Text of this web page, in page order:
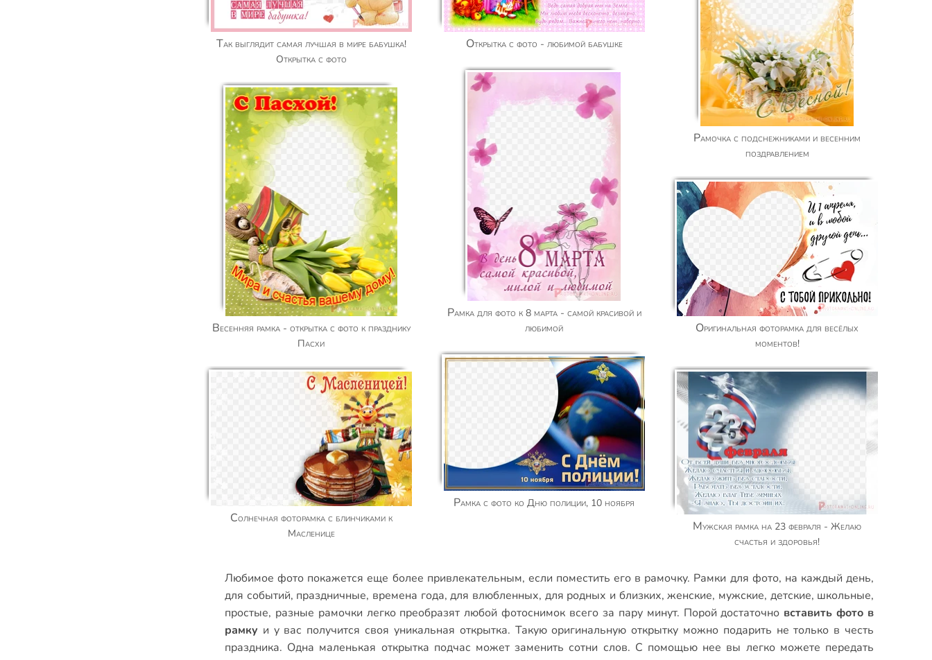
Так выглядит самая лучшая в мире бабушка!
Открытка с фото
Открытка с фото - любимой бабушке
Рамочка с подснежниками и весенним
поздравлением
Рамка для фото к 8 марта - самой красивой и
любимой
Весенняя рамка - открытка с фото к празднику
Пасхи
Оригинальная фоторамка для весёлых
моментов!
Рамка с фото ко Дню полиции, 10 ноября
Солнечная фоторамка с блинчиками к
Масленице Мужская рамка на 23 февраля - Желаю
счастья и здоровья!
Любимое фото покажется еще более привлекательным, если поместить его в рамочку. Рамки для фото, на каждый день,
для событий, праздничные, времена года,для влюбленных, для родных и близких,женские, мужские, детские, школьные,
простые, разные рамочки легко преобразят любой фотоснимок всего за пару минут. Порой достаточно вставить фото в
рамку и у вас получится своя уникальная открытка. Такую оригинальную открытку можно подарить не только в честь
праздника. Одна маленькая открытка подчас может заменить сотни слов. С помощью нее вы легко можете передать